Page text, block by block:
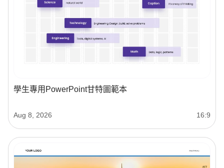
學生專用PowerPoint甘特圖範本
Aug 8, 2026 16:9